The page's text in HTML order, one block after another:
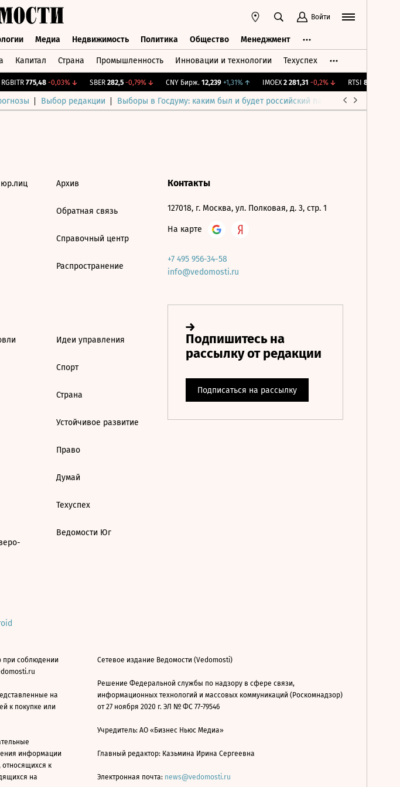
Войти
Медиа Недвижимость Политика Общество Менеджмент
Капитал Страна Промышленность Инновации и технологии Техуспех
RGBITR 775,48 -0,03%↓ SBER 282,5 -0,79%↓ CNY Бирж. 12,239 +1,31%↑ IMOEX 2 281,31 -0,2%↓ RTSI 874,64
Выбор редакции Выборы в Госдуму: каким был и будет российский парламент
Архив
Обратная связь
Справочный центр
Распространение
Идеи управления
Спорт
Страна
Устойчивое развитие
Право
Думай
Техуспех
Ведомости Юг
Контакты
127018, г. Москва, ул. Полковая, д. 3, стр. 1
На карте
+7 495 956-34-58
info@vedomosti.ru
при соблюдении
на
к покупке или
информации
относящихся к
на
Сетевое издание Ведомости (Vedomosti)
Решение Федеральной службы по надзору в сфере связи,
информационных технологий и массовых коммуникаций (Роскомнадзор)
от 27 ноября 2020 г. ЭЛ № ФС 77-79546
Учредитель: АО «Бизнес Ньюс Медиа»
Главный редактор: Казьмина Ирина Сергеевна
Электронная почта: news@vedomosti.ru